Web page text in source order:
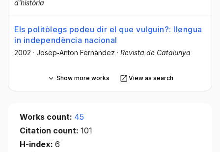
d'història
Els politòlegs podeu dir el que vulguin?: llengua
in independència nacional
2002 · Josep‐Anton Fernàndez · Revista de Catalunya
Show more works View as search
Works count: 45
Citation count: 101
H-index: 6